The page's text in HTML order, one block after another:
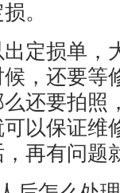
。
定损单，
，还要等
还要拍照
以保证维
再有问题